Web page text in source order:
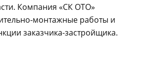
Компания «СК ОТО»
монтажные работы и
заказчика-застройщика.